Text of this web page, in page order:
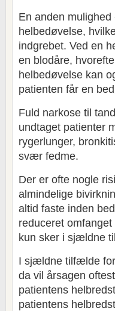
En anden
helbedøvelse,
indgrebet. Ved en
en blodåre,
helbedøvelse kan
patienten får en
Fuld narkose til
undtaget patienter
rygerlunger,
svær fedme.
Der er ofte nogle
almindelige
altid faste inden
reduceret
kun sker i sjældne
I sjældne tilfælde
da vil årsagen
patientens
patientens